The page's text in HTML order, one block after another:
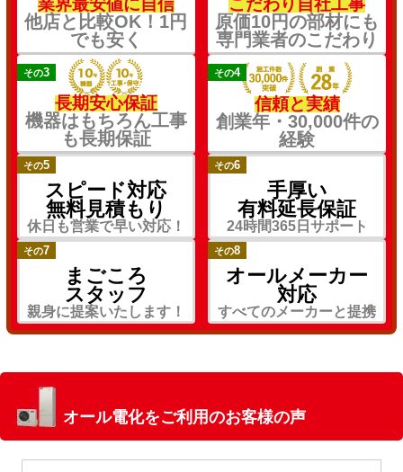
業界最安値に自信
他店と比較OK！1円
でも安く
こだわり自社工事
原価10円の部材にも
専門業者のこだわり
その3
長期安心保証
機器はもちろん工事
も長期保証
その4
信頼と実績
創業年・30,000件の
経験
その5
スピード対応
無料見積もり
休日も営業で早い対応！
その6
手厚い
有料延長保証
24時間365日サポート
その7
まごころ
スタッフ
親身に提案いたします！
その8
オールメーカー
対応
すべてのメーカーと提携
オール電化をご利用のお客様の声